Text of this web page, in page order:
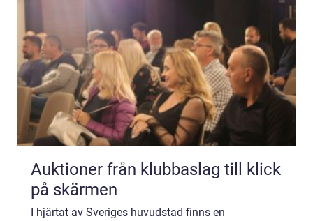
Auktioner från klubbaslag till klick
på skärmen
I hjärtat av Sveriges huvudstad finns en